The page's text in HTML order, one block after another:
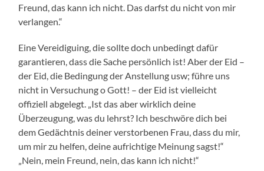
Freund, das kann ich nicht. Das darfst du nicht von mir
verlangen.“
Eine Vereidiguing, die sollte doch unbedingt dafür
garantieren, dass die Sache persönlich ist! Aber der Eid –
der Eid, die Bedingung der Anstellung usw; führe uns
nicht in Versuchung o Gott! – der Eid ist vielleicht
offiziell abgelegt. „Ist das aber wirklich deine
Überzeugung, was du lehrst? Ich beschwöre dich bei
dem Gedächtnis deiner verstorbenen Frau, dass du mir,
um mir zu helfen, deine aufrichtige Meinung sagst!“
„Nein, mein Freund, nein, das kann ich nicht!“